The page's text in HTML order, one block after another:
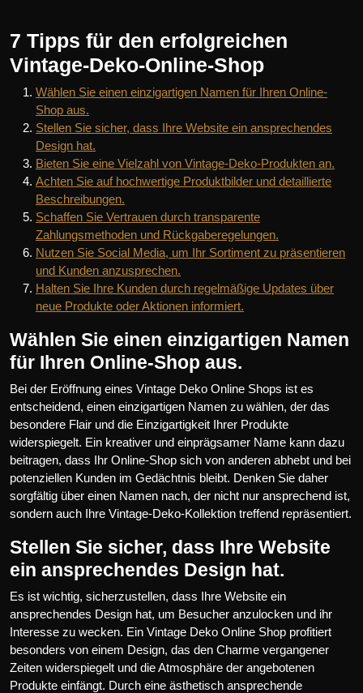
7 Tipps für den erfolgreichen
Vintage-Deko-Online-Shop
Wählen Sie einen einzigartigen Namen für Ihren Online-
Shop aus.
Stellen Sie sicher, dass Ihre Website ein ansprechendes
Design hat.
Bieten Sie eine Vielzahl von Vintage-Deko-Produkten an.
Achten Sie auf hochwertige Produktbilder und detaillierte
Beschreibungen.
Schaffen Sie Vertrauen durch transparente
Zahlungsmethoden und Rückgaberegelungen.
Nutzen Sie Social Media, um Ihr Sortiment zu präsentieren
und Kunden anzusprechen.
Halten Sie Ihre Kunden durch regelmäßige Updates über
neue Produkte oder Aktionen informiert.
Wählen Sie einen einzigartigen Namen
für Ihren Online-Shop aus.
Bei der Eröffnung eines Vintage Deko Online Shops ist es
entscheidend, einen einzigartigen Namen zu wählen, der das
besondere Flair und die Einzigartigkeit Ihrer Produkte
widerspiegelt. Ein kreativer und einprägsamer Name kann dazu
beitragen, dass Ihr Online-Shop sich von anderen abhebt und bei
potenziellen Kunden im Gedächtnis bleibt. Denken Sie daher
sorgfältig über einen Namen nach, der nicht nur ansprechend ist,
sondern auch Ihre Vintage-Deko-Kollektion treffend repräsentiert.
Stellen Sie sicher, dass Ihre Website
ein ansprechendes Design hat.
Es ist wichtig, sicherzustellen, dass Ihre Website ein
ansprechendes Design hat, um Besucher anzulocken und ihr
Interesse zu wecken. Ein Vintage Deko Online Shop profitiert
besonders von einem Design, das den Charme vergangener
Zeiten widerspiegelt und die Atmosphäre der angebotenen
Produkte einfängt. Durch eine ästhetisch ansprechende